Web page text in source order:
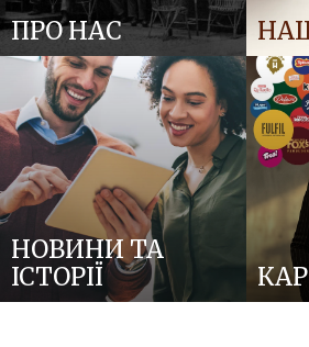
ПРО НАС
НОВИНИ ТА
ІСТОРІЇ